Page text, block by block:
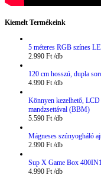
Kiemelt Termékeink
5 méteres RGB színes
2.990 Ft
120 cm hosszú, dupla
4.990 Ft
Könnyen kezelhető,
mandzsettával (BBM)
5.590 Ft
Mágneses szúnyogháló
2.990 Ft
Sup X Game Box
4.990 Ft